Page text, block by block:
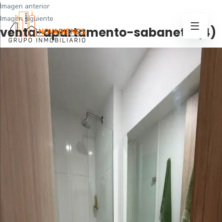
Imagen anterior
Imagen siguiente
venta-apartamento-sabaneta (4)